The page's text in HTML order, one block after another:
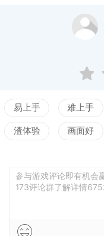
易上手 难上手
渣体验 画面好
参与游戏评论即有机会
173评论群了解详情